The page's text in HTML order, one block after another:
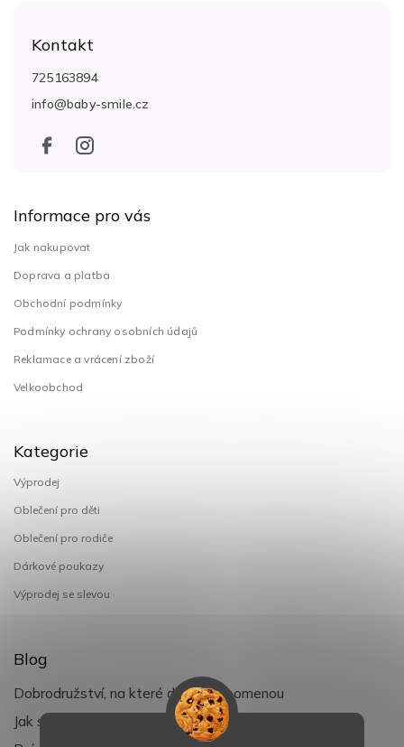
Kontakt
info@baby-smile.cz
725163894
Informace pro vás
Jak nakupovat
Doprava a platba
Obchodní podmínky
Podmínky ochrany osobních údajů
Reklamace a vrácení zboží
Velkoobchod
Kategorie
Výprodej
Oblečení pro děti
Oblečení pro rodiče
Dárkové poukazy
Výprodej se slevou
Blog
Dobrodružství, na které děti nezapomenou
Jak si užít léto s dětmi naplno